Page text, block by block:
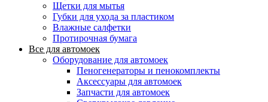
Щетки для мытья
Губки для ухода за пластиком
Влажные салфетки
Протирочная бумага
Все для автомоек
Оборудование для автомоек
Пеногенераторы и пенокомплекты
Аксессуары для автомоек
Запчасти для автомоек